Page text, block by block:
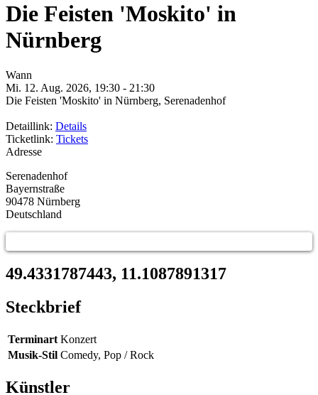
Die Feisten 'Moskito' in
Nürnberg
Wann
Mi. 12. Aug. 2026, 19:30 - 21:30
Die Feisten 'Moskito' in Nürnberg, Serenadenhof
Detaillink: Details
Ticketlink: Tickets
Adresse
Serenadenhof
Bayernstraße
90478 Nürnberg
Deutschland
49.4331787443, 11.1087891317
Steckbrief
Terminart Konzert
Musik-Stil Comedy, Pop / Rock
Künstler